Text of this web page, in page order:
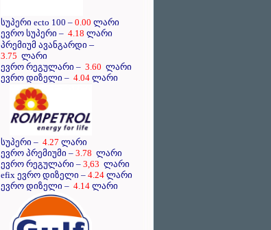
სუპერი ecto 100 – 0.00 ლარი
ევრო სუპერი – 4.18 ლარი
პრემიუმ ავანგარდი –
3.75 ლარი
ევრო რეგულარი – 3.60 ლარი
ევრო დიზელი – 4.04 ლარი
სუპერი – 4.27 ლარი
ევრო პრემიუმი – 3.78 ლარი
ევრო რეგულარი – 3,63 ლარი
efix ევრო დიზელი – 4.24 ლარი
ევრო დიზელი – 4.14 ლარი